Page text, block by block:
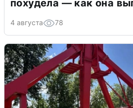
похудела — как она
4 августа 78